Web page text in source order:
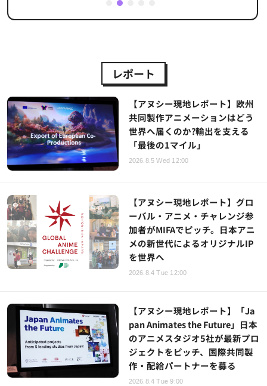
2
レポート
【アヌシー現地レポート】欧州
共同製作アニメーションはどう
世界へ届くのか?輸出を支える
「最後の1マイル」
2026.8.5 Wed 12:00
【アヌシー現地レポート】グロ
ーバル・アニメ・チャレンジ参
加者がMIFAでピッチ。日本アニ
メの新世代によるオリジナルIP
を世界へ
2026.8.4 Tue 12:00
【アヌシー現地レポート】「Ja
pan Animates the Future」日本
のアニメスタジオ5社が最新プロ
ジェクトをピッチ、国際共同製
作・配給パートナーを募る
2026.8.4 Tue 9:00